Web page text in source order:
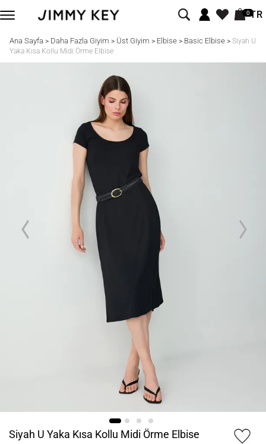
0TR
Ana Sayfa > Daha Fazla Giyim > Üst Giyim > Elbise> Basic Elbise> Siyah U
Yaka Kısa Kollu Midi Örme Elbise
Siyah U Yaka Kısa Kollu Midi Örme Elbise